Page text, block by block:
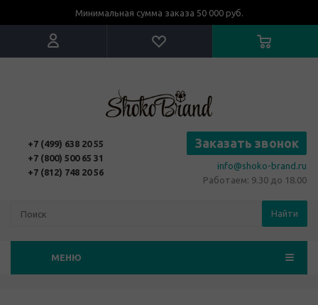
Минимальная сумма заказа 50 000 руб.
+7 (499) 638 20 55
+7 (800) 500 65 31
+7 (812) 748 20 56
Заказать звонок
info@shoko-brand.ru
Работаем: 9.30 до 18.00
Найти
МЕНЮ